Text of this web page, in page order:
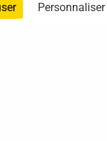
Personnaliser